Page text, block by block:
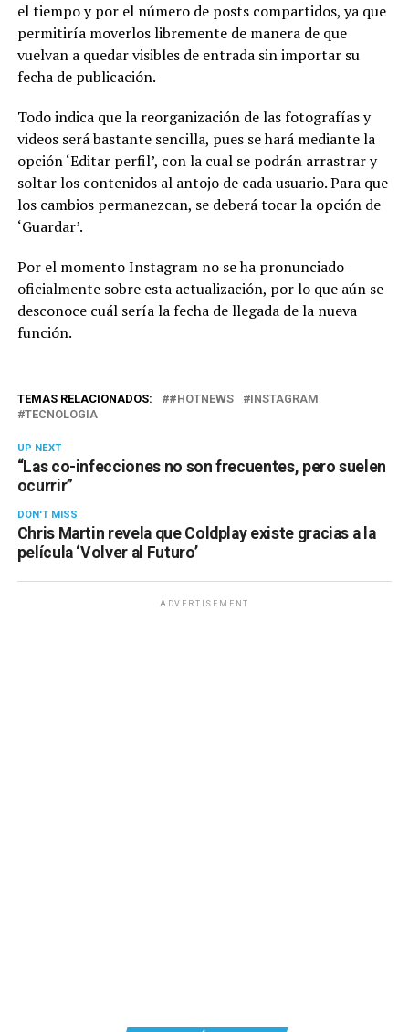
el tiempo y por el número de posts compartidos, ya que
permitiría moverlos libremente de manera de que
vuelvan a quedar visibles de entrada sin importar su
fecha de publicación.
Todo indica que la reorganización de las fotografías y
videos será bastante sencilla, pues se hará mediante la
opción ‘Editar perfil’, con la cual se podrán arrastrar y
soltar los contenidos al antojo de cada usuario. Para que
los cambios permanezcan, se deberá tocar la opción de
‘Guardar’.
Por el momento Instagram no se ha pronunciado
oficialmente sobre esta actualización, por lo que aún se
desconoce cuál sería la fecha de llegada de la nueva
función.
TEMAS RELACIONADOS: #HOTNEWS
INSTAGRAM
TECNOLOGIA
UP NEXT
“Las co-infecciones no son frecuentes, pero suelen
ocurrir”
DON'T MISS
Chris Martin revela que Coldplay existe gracias a la
película ‘Volver al Futuro’
ADVERTISEMENT